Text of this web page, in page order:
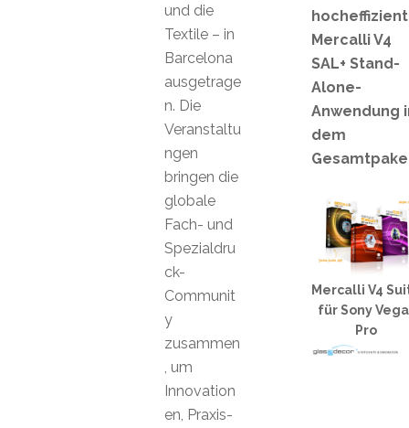
Mercalli V4
SAL+ Stand-
Alone-
Anwendung
dem
Mercalli V4
für Sony
Pro
und die
Textile – in
Barcelona
ausgetrage
n. Die
Veranstaltu
ngen
bringen die
globale
Fach- und
Spezialdru
ck-
Communit
y
zusammen
, um
Innovation
en, Praxis-